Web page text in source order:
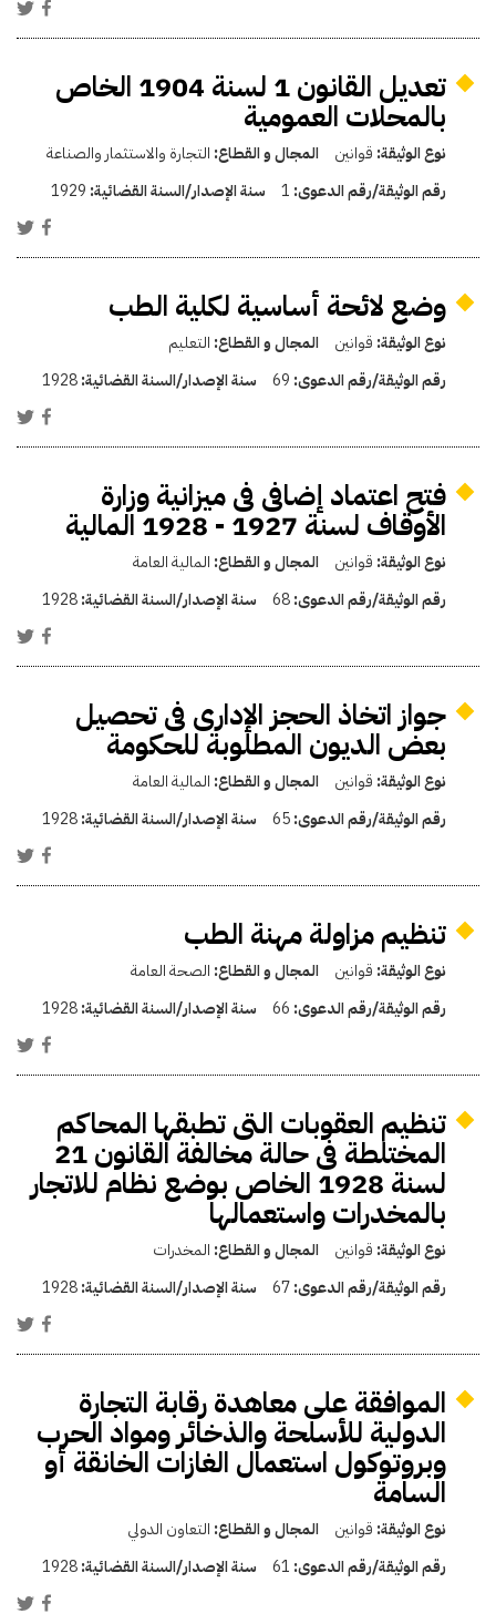
تعديل القانون 1 لسنة 1904 الخاص
بالمحلات العمومية
نوع الوثيقة: قوانين المجال و القطاع: التجارة والاستثمار والصناعة
رقم الوثيقة/رقم الدعوى: 1 سنة الإصدار/السنة القضائية: 1929
وضع لائحة أساسية لكلية الطب
نوع الوثيقة: قوانين المجال و القطاع: التعليم
رقم الوثيقة/رقم الدعوى: 69 سنة الإصدار/السنة القضائية:1928
فتح اعتماد إضافى فى ميزانية وزارة
الأوقاف لسنة 1927 - 1928 المالية
نوع الوثيقة: قوانين المجال و القطاع: المالية العامة
رقم الوثيقة/رقم الدعوى:68 سنة الإصدار/السنة القضائية:1928
جواز اتخاذ الحجز الإدارى فى تحصيل
بعض الديون المطلوبة للحكومة
نوع الوثيقة: قوانين المجال و القطاع: المالية العامة
رقم الوثيقة/رقم الدعوى:65 سنة الإصدار/السنة القضائية:1928
تنظيم مزاولة مهنة الطب
نوع الوثيقة: قوانين المجال و القطاع: الصحة العامة
رقم الوثيقة/رقم الدعوى: 66 سنة الإصدار/السنة القضائية:1928
تنظيم العقوبات التى تطبقها المحاكم
المختلطة فى حالة مخالفة القانون 21
لسنة 1928 الخاص بوضع نظام للاتجار
بالمخدرات واستعمالها
نوع الوثيقة: قوانين المجال و القطاع: المخدرات
رقم الوثيقة/رقم الدعوى:67 سنة الإصدار/السنة القضائية:1928
الموافقة على معاهدة رقابة التجارة
الدولية للأسلحة والذخائر ومواد الحرب
وبروتوكول استعمال الغازات الخانقة أو
السامة
نوع الوثيقة: قوانين المجال و القطاع: التعاون الدولي
رقم الوثيقة/رقم الدعوى: 61 سنة الإصدار/السنة القضائية:1928